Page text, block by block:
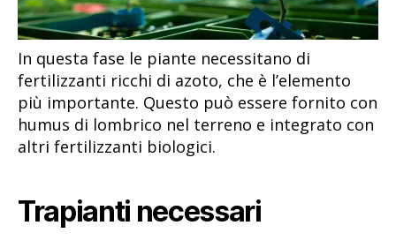
In questa fase le piante necessitano di
fertilizzanti ricchi di azoto, che è l’elemento
più importante. Questo può essere fornito con
humus di lombrico nel terreno e integrato con
altri fertilizzanti biologici.
Trapianti necessari